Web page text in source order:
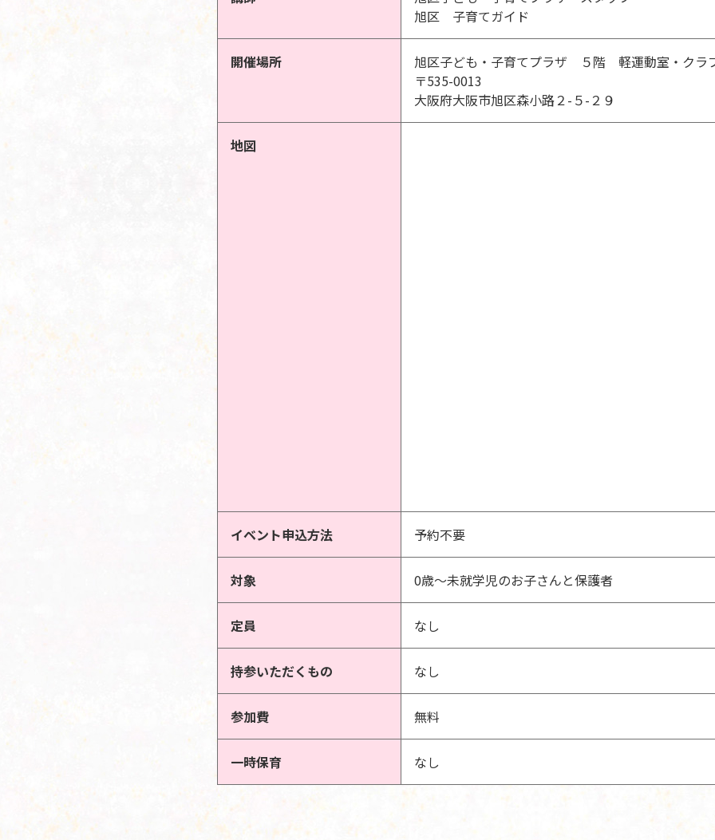
旭区 子育てガイド
開催場所
旭区子ども・子育てプラザ ５階 軽運動室・クラ
〒535-0013
大阪府大阪市旭区森小路２-５-２９
地図
イベント申込方法 予約不要
対象 0歳～未就学児のお子さんと保護者
定員 なし
持参いただくもの なし
参加費 無料
一時保育 なし